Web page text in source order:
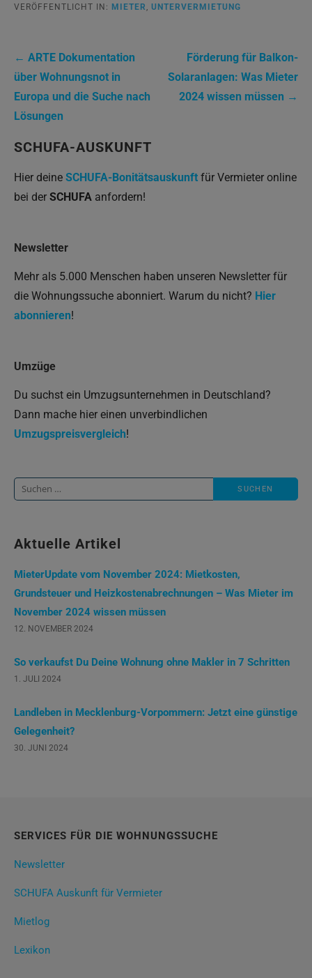
VERÖFFENTLICHT IN: MIETER , UNTERVERMIETUNG
Beitrags-
Navigation
← ARTE Dokumentation
über Wohnungsnot in
Europa und die Suche nach
Lösungen
Förderung für Balkon-
Solaranlagen: Was Mieter
2024 wissen müssen →
SCHUFA-AUSKUNFT
Hier deine SCHUFA-Bonitätsauskunft für Vermieter online
bei der SCHUFA anfordern!
Newsletter
Mehr als 5.000 Menschen haben unseren Newsletter für
die Wohnungssuche abonniert. Warum du nicht? Hier
abonnieren!
Umzüge
Du suchst ein Umzugsunternehmen in Deutschland?
Dann mache hier einen unverbindlichen
Umzugspreisvergleich!
Suche
Aktuelle Artikel
MieterUpdate vom November 2024: Mietkosten,
Grundsteuer und Heizkostenabrechnungen – Was Mieter im
November 2024 wissen müssen
12. NOVEMBER 2024
So verkaufst Du Deine Wohnung ohne Makler in 7 Schritten
1. JULI 2024
Landleben in Mecklenburg-Vorpommern: Jetzt eine günstige
Gelegenheit?
30. JUNI 2024
SERVICES FÜR DIE WOHNUNGSSUCHE
Newsletter
SCHUFA Auskunft für Vermieter
Mietlog
Lexikon